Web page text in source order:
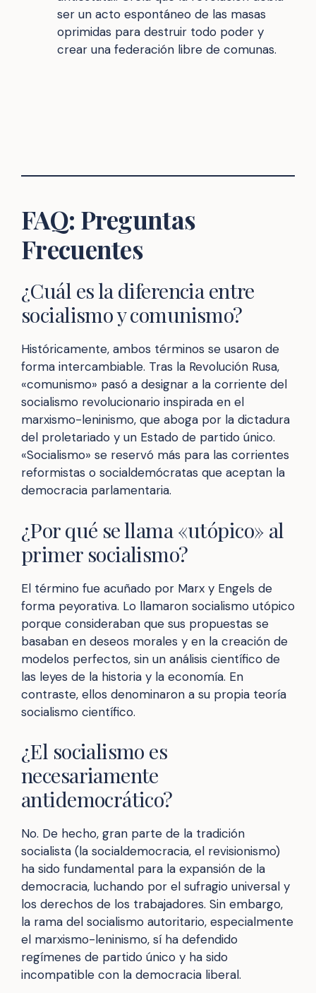
ser un acto espontáneo de las masas
oprimidas para destruir todo poder y
crear una federación libre de comunas.
FAQ: Preguntas
Frecuentes
¿Cuál es la diferencia entre
socialismo y comunismo?
Históricamente, ambos términos se usaron de
forma intercambiable. Tras la Revolución Rusa,
«comunismo» pasó a designar a la corriente del
socialismo revolucionario inspirada en el
marxismo-leninismo, que aboga por la dictadura
del proletariado y un Estado de partido único.
«Socialismo» se reservó más para las corrientes
reformistas o socialdemócratas que aceptan la
democracia parlamentaria.
¿Por qué se llama «utópico» al
primer socialismo?
El término fue acuñado por Marx y Engels de
forma peyorativa. Lo llamaron socialismo utópico
porque consideraban que sus propuestas se
basaban en deseos morales y en la creación de
modelos perfectos, sin un análisis científico de
las leyes de la historia y la economía. En
contraste, ellos denominaron a su propia teoría
socialismo científico.
¿El socialismo es
necesariamente
antidemocrático?
No. De hecho, gran parte de la tradición
socialista (la socialdemocracia, el revisionismo)
ha sido fundamental para la expansión de la
democracia, luchando por el sufragio universal y
los derechos de los trabajadores. Sin embargo,
la rama del socialismo autoritario, especialmente
el marxismo-leninismo, sí ha defendido
regímenes de partido único y ha sido
incompatible con la democracia liberal.